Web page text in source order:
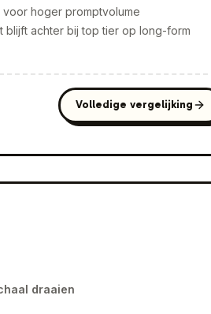
voor hoger promptvolume
blijft achter bij top tier op long-form
Volledige vergelijking
draaien